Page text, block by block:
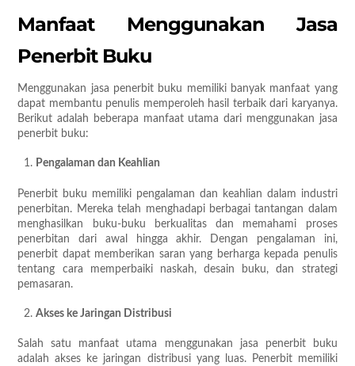
Manfaat Menggunakan Jasa
Penerbit Buku
Menggunakan jasa penerbit buku memiliki banyak manfaat yang
dapat membantu penulis memperoleh hasil terbaik dari karyanya.
Berikut adalah beberapa manfaat utama dari menggunakan jasa
penerbit buku:
Pengalaman dan Keahlian
Penerbit buku memiliki pengalaman dan keahlian dalam industri
penerbitan. Mereka telah menghadapi berbagai tantangan dalam
menghasilkan buku-buku berkualitas dan memahami proses
penerbitan dari awal hingga akhir. Dengan pengalaman ini,
penerbit dapat memberikan saran yang berharga kepada penulis
tentang cara memperbaiki naskah, desain buku, dan strategi
pemasaran.
Akses ke Jaringan Distribusi
Salah satu manfaat utama menggunakan jasa penerbit buku
adalah akses ke jaringan distribusi yang luas. Penerbit memiliki